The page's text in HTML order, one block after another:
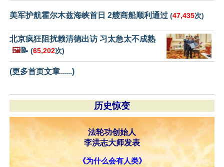
美军护航霍尔木兹海峡首日 2艘商船顺利通过 (47,435次)
北京疯狂阻扰赖清德出访 习太急太不成熟
🖼️📝 (65,202次)
(更多首页文章......)
历史惊变
法轮功创始人
李洪志大师发表
《为什么会有人类》